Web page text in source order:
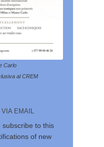
Carlo
al CREM
EMAIL
subscribe to this
of new